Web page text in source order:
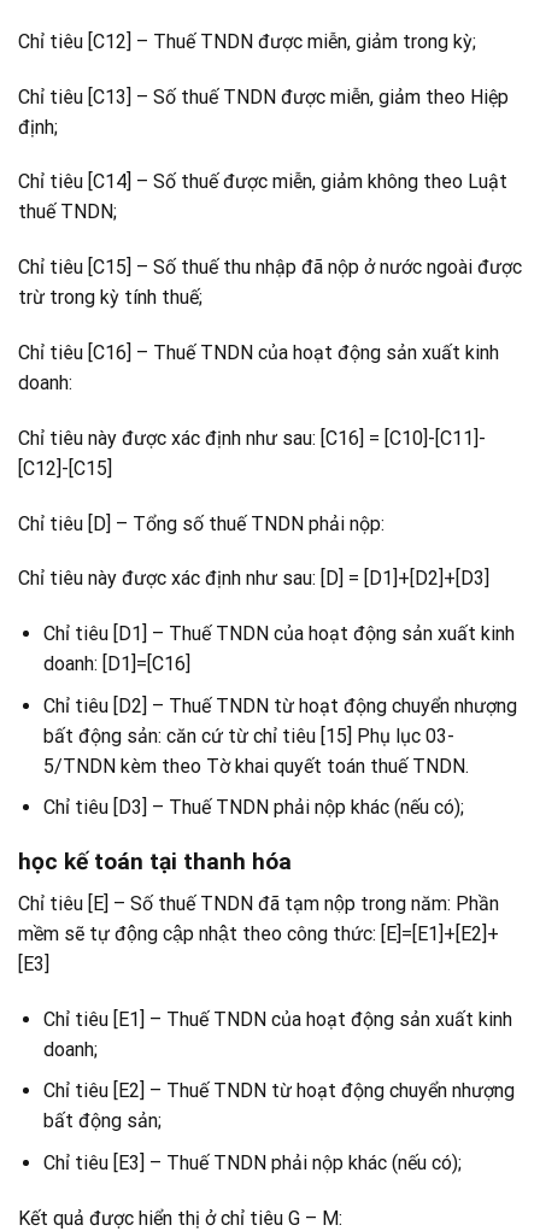
Chỉ tiêu [C12] – Thuế TNDN được miễn, giảm trong kỳ;
Chỉ tiêu [C13] – Số thuế TNDN được miễn, giảm theo Hiệp
định;
Chỉ tiêu [C14] – Số thuế được miễn, giảm không theo Luật
thuế TNDN;
Chỉ tiêu [C15] – Số thuế thu nhập đã nộp ở nước ngoài được
trừ trong kỳ tính thuế;
Chỉ tiêu [C16] – Thuế TNDN của hoạt động sản xuất kinh
doanh:
Chỉ tiêu này được xác định như sau: [C16] = [C10]-[C11]-
[C12]-[C15]
Chỉ tiêu [D] – Tổng số thuế TNDN phải nộp:
Chỉ tiêu này được xác định như sau: [D] = [D1]+[D2]+[D3]
Chỉ tiêu [D1] – Thuế TNDN của hoạt động sản xuất kinh
doanh: [D1]=[C16]
Chỉ tiêu [D2] – Thuế TNDN từ hoạt động chuyển nhượng
bất động sản: căn cứ từ chỉ tiêu [15] Phụ lục 03-
5/TNDN kèm theo Tờ khai quyết toán thuế TNDN.
Chỉ tiêu [D3] – Thuế TNDN phải nộp khác (nếu có);
học kế toán tại thanh hóa
Chỉ tiêu [E] – Số thuế TNDN đã tạm nộp trong năm: Phần
mềm sẽ tự động cập nhật theo công thức: [E]=[E1]+[E2]+
[E3]
Chỉ tiêu [E1] – Thuế TNDN của hoạt động sản xuất kinh
doanh;
Chỉ tiêu [E2] – Thuế TNDN từ hoạt động chuyển nhượng
bất động sản;
Chỉ tiêu [E3] – Thuế TNDN phải nộp khác (nếu có);
Kết quả được hiển thị ở chỉ tiêu G – M: